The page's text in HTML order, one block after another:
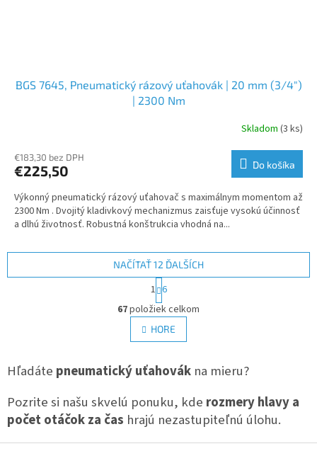
BGS 7645, Pneumatický rázový uťahovák | 20 mm (3/4")
| 2300 Nm
Skladom (3 ks)
€183,30 bez DPH
€225,50 Do košíka
Výkonný pneumatický rázový uťahovač s maximálnym momentom až
2300 Nm . Dvojitý kladivkový mechanizmus zaisťuje vysokú účinnosť
a dlhú životnosť. Robustná konštrukcia vhodná na...
O
v
l
á
a
i
e
p
NAČÍTAŤ 12 ĎALŠÍCH
S
t
r
á
n
k
v
a
i
e
1 6
67položiek celkom
HORE
Hľadáte pneumatický uťahovák na mieru?
Pozrite si našu skvelú ponuku, kde rozmery hlavy a
počet otáčok za čas hrajú nezastupiteľnú úlohu.